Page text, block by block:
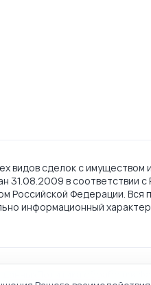
сделок с имуществом
в соответствии
Федерации.
информационный